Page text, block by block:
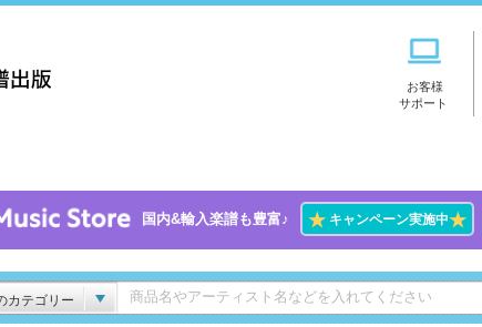
お客様
サポート
国内&輸入楽譜も豊富♪ ★キャンペーン実施中★
カテゴリー